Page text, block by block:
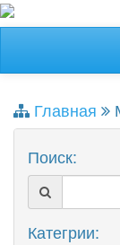
Главная
Поиск:
Категрии: